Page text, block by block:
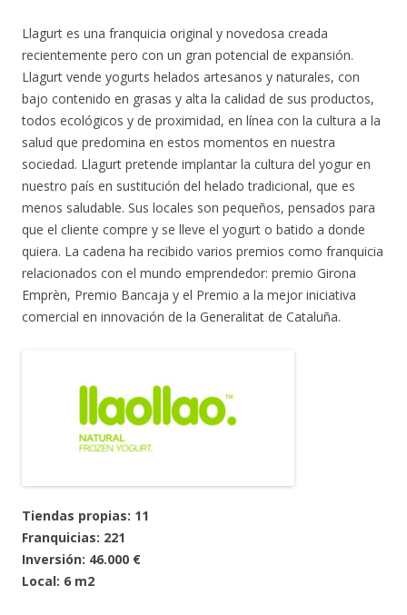
Llagurt es una franquicia original y novedosa creada
recientemente pero con un gran potencial de expansión.
Llagurt vende yogurts helados artesanos y naturales, con
bajo contenido en grasas y alta la calidad de sus productos,
todos ecológicos y de proximidad, en línea con la cultura a la
salud que predomina en estos momentos en nuestra
sociedad. Llagurt pretende implantar la cultura del yogur en
nuestro país en sustitución del helado tradicional, que es
menos saludable. Sus locales son pequeños, pensados para
que el cliente compre y se lleve el yogurt o batido a donde
quiera. La cadena ha recibido varios premios como franquicia
relacionados con el mundo emprendedor: premio Girona
Emprèn, Premio Bancaja y el Premio a la mejor iniciativa
comercial en innovación de la Generalitat de Cataluña.
Tiendas propias: 11
Franquicias: 221
Inversión: 46.000 €
Local: 6 m2